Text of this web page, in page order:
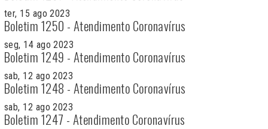
ter, 15 ago 2023
Boletim 1250 - Atendimento Coronavírus
seg, 14 ago 2023
Boletim 1249 - Atendimento Coronavírus
sab, 12 ago 2023
Boletim 1248 - Atendimento Coronavírus
sab, 12 ago 2023
Boletim 1247 - Atendimento Coronavírus